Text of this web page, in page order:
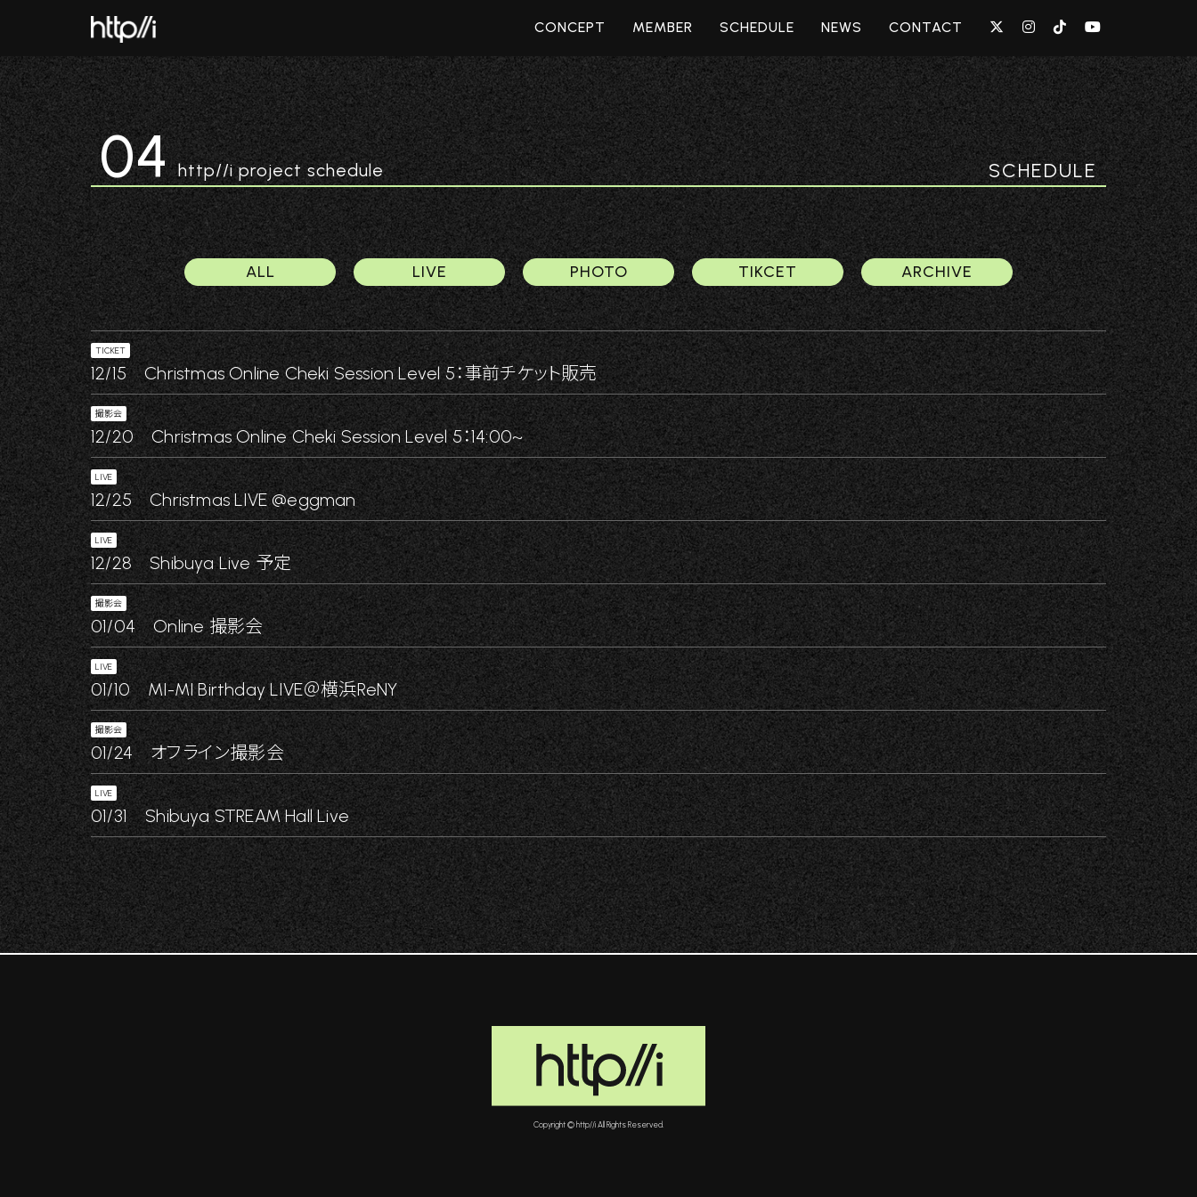
ン
ツ
へ
ス
キ
ッ
プ
ー
シ
ョ
ン
に
移
動
CONCEPT MEMBER SCHEDULE NEWS CONTACT
04 http//i project schedule SCHEDULE
ALL LIVE PHOTO TIKCET ARCHIVE
TICKET
12/15 Christmas Online Cheki Session Level 5：事前チケット販売
撮影会
12/20 Christmas Online Cheki Session Level 5：14:00~
LIVE
12/25 Christmas LIVE @eggman
LIVE
12/28 Shibuya Live 予定
撮影会
01/04 Online 撮影会
LIVE
01/10 MI-MI Birthday LIVE＠横浜ReNY
撮影会
01/24 オフライン撮影会
LIVE
01/31 Shibuya STREAM Hall Live
Copyright © http//i All Rights Reserved.